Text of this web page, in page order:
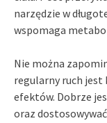
narzędzie w
wspomaga
Nie można
regularny ruch
efektów. Dobrze
oraz